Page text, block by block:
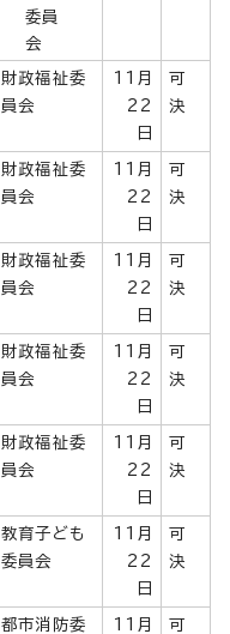
委員
会
財政福祉委
員会
11月
22
日
可
決
財政福祉委
員会
11月
22
日
可
決
財政福祉委
員会
11月
22
日
可
決
財政福祉委
員会
11月
22
日
可
決
財政福祉委
員会
11月
22
日
可
決
教育子ども
委員会
11月
22
日
可
決
都市消防委
11月
可